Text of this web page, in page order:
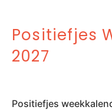
Positiefjes
2027
Positiefjes